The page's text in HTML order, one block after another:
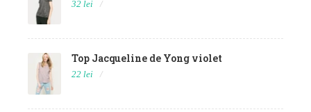
32 lei
Top Jacqueline de Yong violet
22 lei